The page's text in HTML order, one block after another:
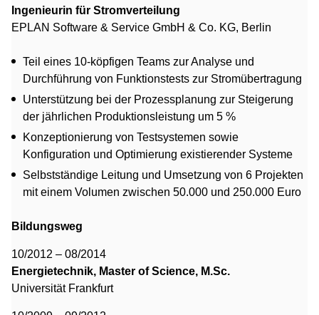
Ingenieurin für Stromverteilung
EPLAN Software & Service GmbH & Co. KG, Berlin
Teil eines 10-köpfigen Teams zur Analyse und
Durchführung von Funktionstests zur Stromübertragung
Unterstützung bei der Prozessplanung zur Steigerung
der jährlichen Produktionsleistung um 5 %
Konzeptionierung von Testsystemen sowie
Konfiguration und Optimierung existierender Systeme
Selbstständige Leitung und Umsetzung von 6 Projekten
mit einem Volumen zwischen 50.000 und 250.000 Euro
Bildungsweg
10/2012 – 08/2014
Energietechnik, Master of Science, M.Sc.
Universität Frankfurt